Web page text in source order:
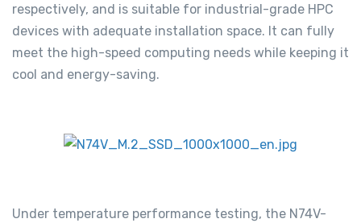
respectively, and is suitable for industrial-grade HPC
devices with adequate installation space. It can fully
meet the high-speed computing needs while keeping it
cool and energy-saving.
Under temperature performance testing, the N74V-